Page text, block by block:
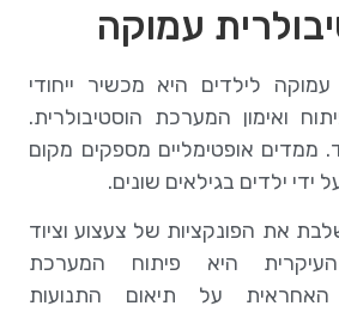
עמוקה
עמוקה לילדים היא מכשיר ייחודי
ואימון המערכת הוסטיבולרית.
ממדים אופטימליים מספקים מקום
ידי ילדים בגילאים שונים.
את הפונקציות של צעצוע וציוד
היא פיתוח המערכת
האחראית על תיאום התנועות